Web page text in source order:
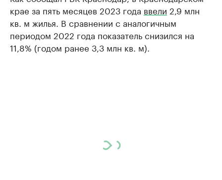
крае за пять месяцев 2023 года ввели 2,9 млн
кв. м жилья. В сравнении с аналогичным
периодом 2022 года показатель снизился на
11,8% (годом ранее 3,3 млн кв. м).